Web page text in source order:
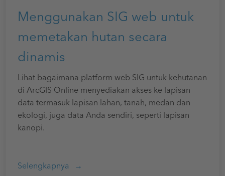
Menggunakan SIG web untuk
memetakan hutan secara
dinamis
Lihat bagaimana platform web SIG untuk kehutanan
di ArcGIS Online menyediakan akses ke lapisan
data termasuk lapisan lahan, tanah, medan dan
ekologi, juga data Anda sendiri, seperti lapisan
kanopi.
Selengkapnya